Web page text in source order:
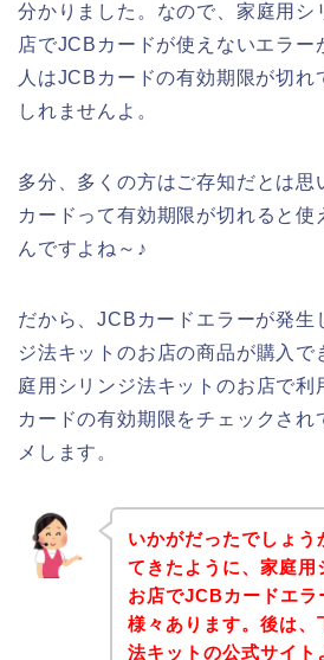
分かりました。なので、家庭用シ
店でJCBカードが使えないエラー
人はJCBカードの有効期限が切れ
しれませんよ。
多分、多くの方はご存知だとは思
カードって有効期限が切れると使
んですよね～♪
だから、JCBカードエラーが発生
ジ法キットのお店の商品が購入で
庭用シリンジ法キットのお店で利
カードの有効期限をチェックされ
メします。
いかがだったでしょう
てきたように、家庭用
お店でJCBカードエラ
様々あります。後は、
法キットの公式サイト